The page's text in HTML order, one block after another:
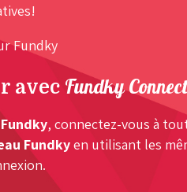
Fundky
avec Fundky Connect
, connectez-vous à
Fundkyen utilisant les